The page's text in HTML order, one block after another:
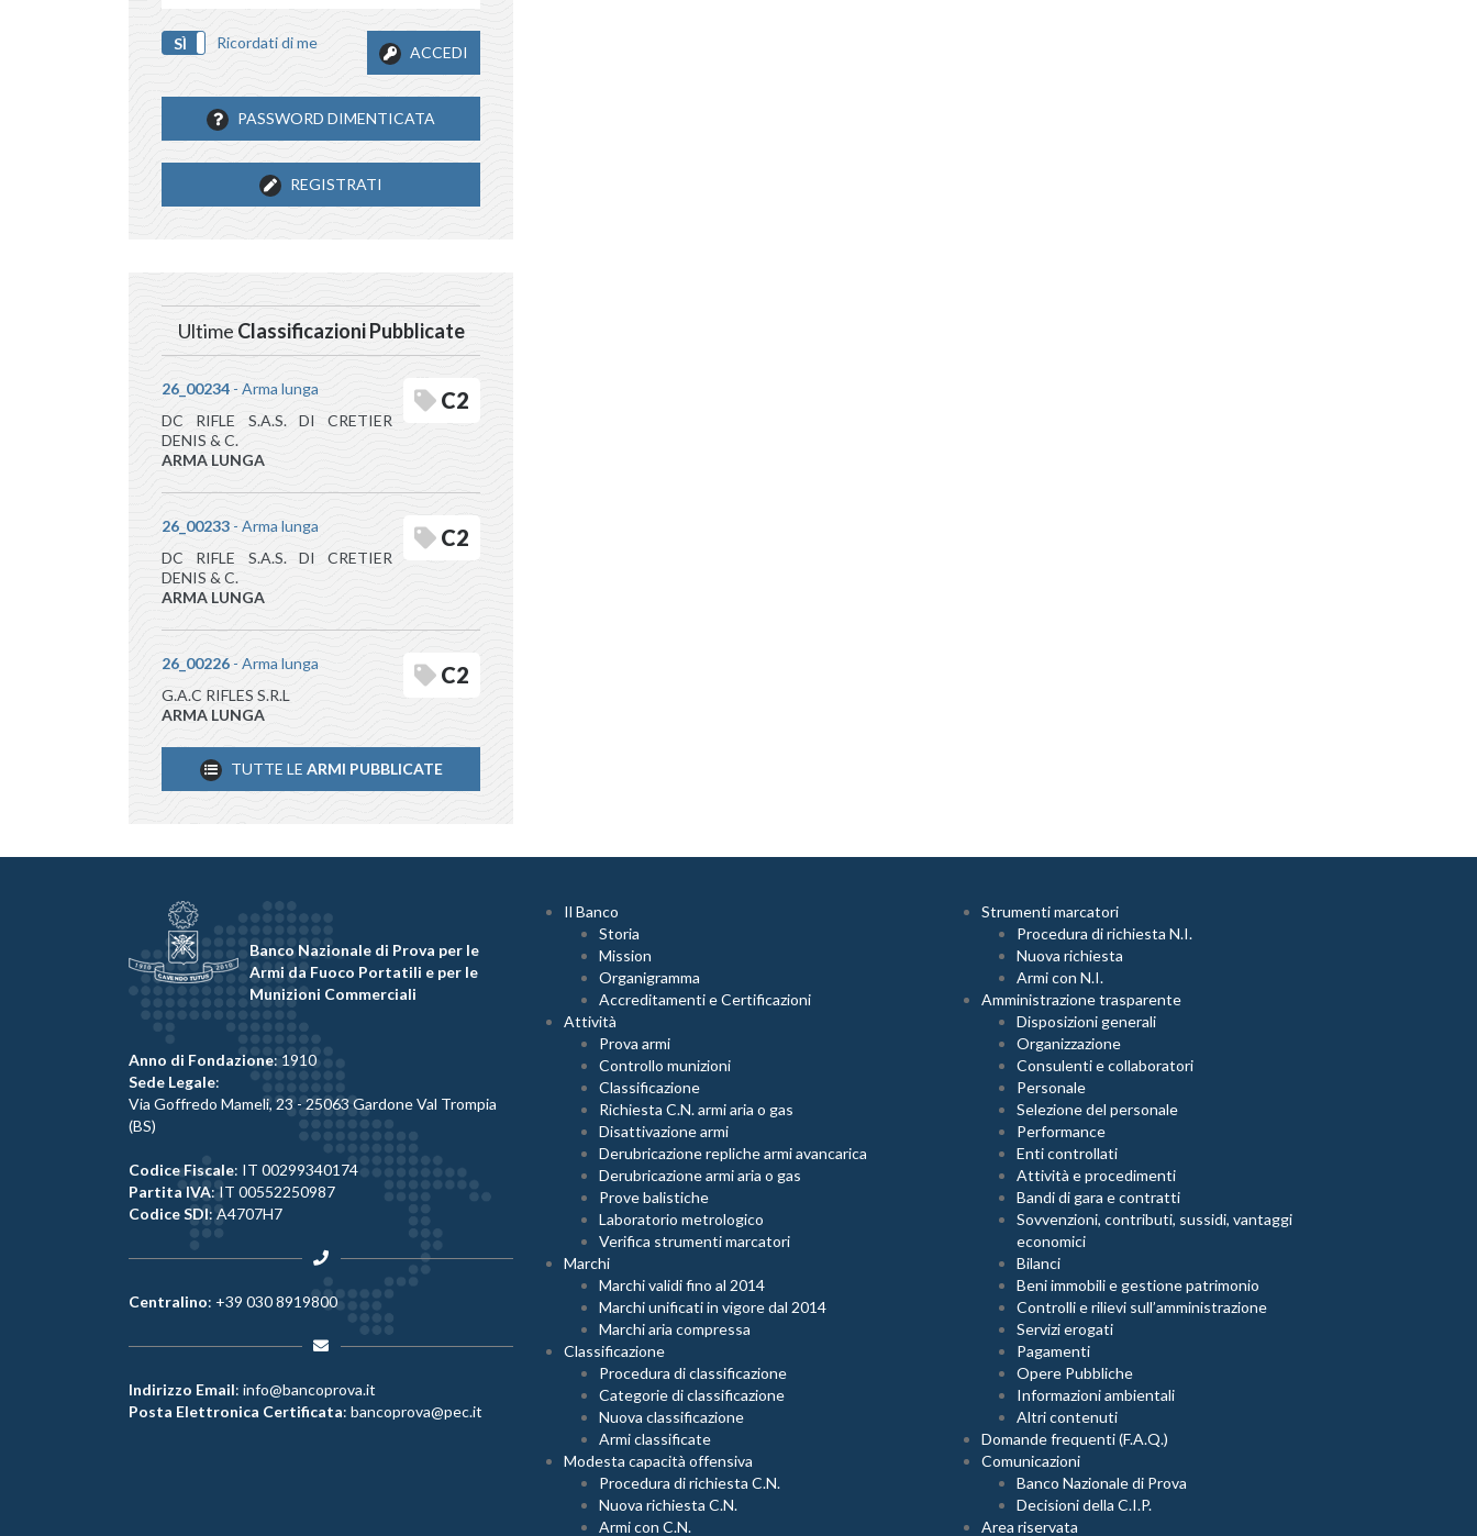
SÌ NO
Ricordati di me
ACCEDI
PASSWORD DIMENTICATA
REGISTRATI
Ultime Classificazioni Pubblicate
26_00234 - Arma lunga
DC RIFLE S.A.S. DI CRETIER
DENIS & C.
ARMA LUNGA
C2
26_00233 - Arma lunga
DC RIFLE S.A.S. DI CRETIER
DENIS & C.
ARMA LUNGA
C2
26_00226 - Arma lunga
G.A.C RIFLES S.R.L
ARMA LUNGA
C2
TUTTE LE ARMI PUBBLICATE
Banco Nazionale di Prova per le
Armi da Fuoco Portatili e per le
Munizioni Commerciali
Anno di Fondazione: 1910
Sede Legale:
Via Goffredo Mameli, 23 - 25063 Gardone Val Trompia
(BS)
Codice Fiscale: IT 00299340174
Partita IVA: IT 00552250987
Codice SDI: A4707H7
Centralino: +39 030 8919800
Indirizzo Email: info@bancoprova.it
Posta Elettronica Certificata: bancoprova@pec.it
Il Banco
Storia
Mission
Organigramma
Accreditamenti e Certificazioni
Attività
Prova armi
Controllo munizioni
Classificazione
Richiesta C.N. armi aria o gas
Disattivazione armi
Derubricazione repliche armi avancarica
Derubricazione armi aria o gas
Prove balistiche
Laboratorio metrologico
Verifica strumenti marcatori
Marchi
Marchi validi fino al 2014
Marchi unificati in vigore dal 2014
Marchi aria compressa
Classificazione
Procedura di classificazione
Categorie di classificazione
Nuova classificazione
Armi classificate
Modesta capacità offensiva
Procedura di richiesta C.N.
Nuova richiesta C.N.
Armi con C.N.
Strumenti marcatori
Procedura di richiesta N.I.
Nuova richiesta
Armi con N.I.
Amministrazione trasparente
Disposizioni generali
Organizzazione
Consulenti e collaboratori
Personale
Selezione del personale
Performance
Enti controllati
Attività e procedimenti
Bandi di gara e contratti
Sovvenzioni, contributi, sussidi, vantaggi
economici
Bilanci
Beni immobili e gestione patrimonio
Controlli e rilievi sull’amministrazione
Servizi erogati
Pagamenti
Opere Pubbliche
Informazioni ambientali
Altri contenuti
Domande frequenti (F.A.Q.)
Comunicazioni
Banco Nazionale di Prova
Decisioni della C.I.P.
Area riservata